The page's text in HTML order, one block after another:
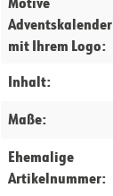
Adventskalender
mit Ihrem Logo:
Inhalt:
Maße:
Ehemalige
Artikelnummer: